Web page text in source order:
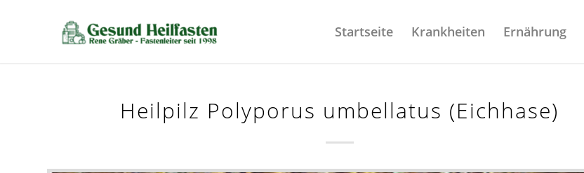
Startseite Krankheiten Ernährung
Heilpilz Polyporus umbellatus (Eichhase)